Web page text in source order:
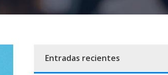
Entradas recientes